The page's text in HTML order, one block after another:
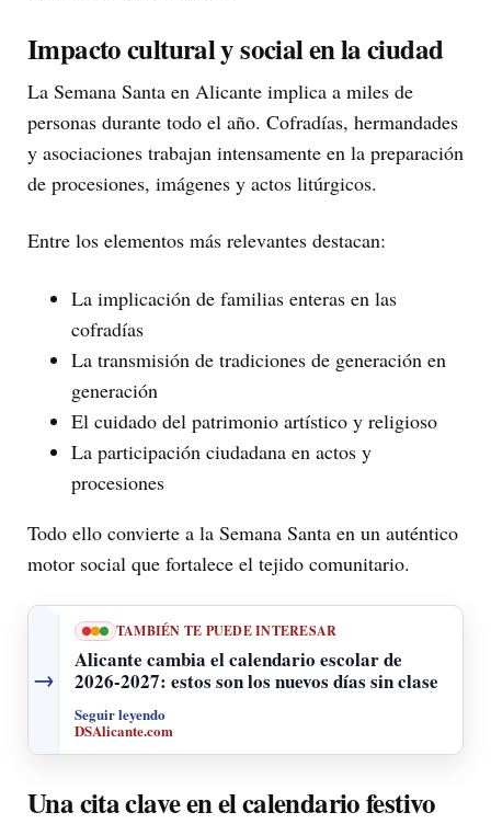
Impacto cultural y social en la ciudad
La Semana Santa en Alicante implica a miles de
personas durante todo el año. Cofradías, hermandades
y asociaciones trabajan intensamente en la preparación
de procesiones, imágenes y actos litúrgicos.
Entre los elementos más relevantes destacan:
La implicación de familias enteras en las
cofradías
La transmisión de tradiciones de generación en
generación
El cuidado del patrimonio artístico y religioso
La participación ciudadana en actos y
procesiones
Todo ello convierte a la Semana Santa en un auténtico
motor social que fortalece el tejido comunitario.
→
TAMBIÉN TE PUEDE INTERESAR
Alicante cambia el calendario escolar de
2026-2027: estos son los nuevos días sin clase
Seguir leyendo
DSAlicante.com
Una cita clave en el calendario festivo